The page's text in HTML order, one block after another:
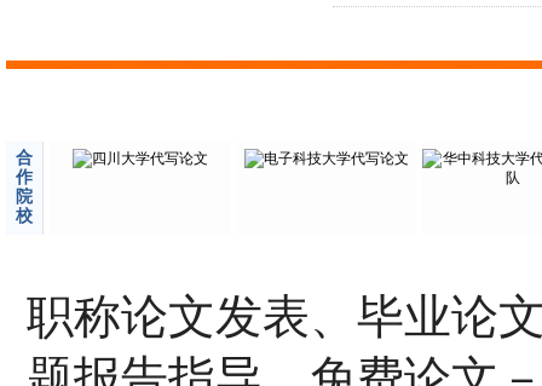
合
作
院
校
职称论文发表、毕业论